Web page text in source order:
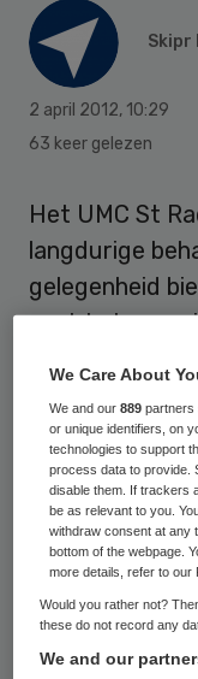
Skipr
2 april 2012, 10:29
63 keer gelezen
Het UMC St
langdurige
gelegenheid
vast te leggen
er een
patiënten
arts terecht
De plannen
bestuurder
tijdens de
een
We Care About
We and our889 partners
or unique identifiers, on
technologies to support
process data to provide.
disable them. If trackers
be as relevant to you.
withdraw consent at any
bottom of the webpage.
more details, refer to our
Would you rather not?
these do not record any
We and our